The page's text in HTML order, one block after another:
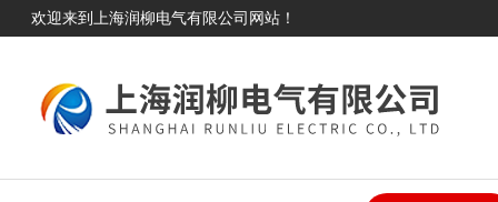
欢迎来到上海润柳电气有限公司网站！